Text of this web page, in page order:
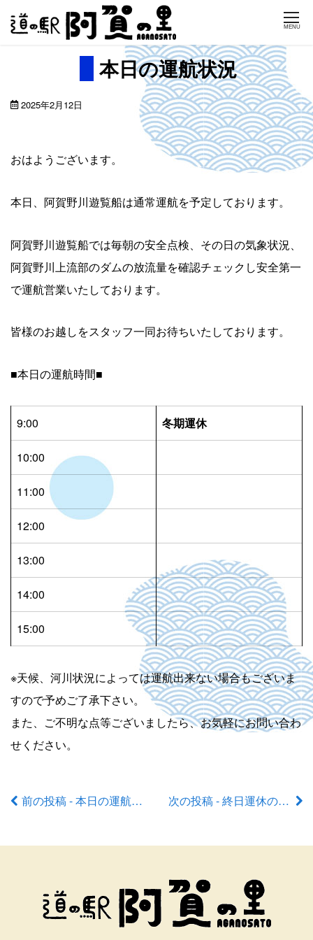
Skip
MENU
本日の運航状況
2025年2月12日
おはようございます。
本日、阿賀野川遊覧船は通常運航を予定しております。
阿賀野川遊覧船では毎朝の安全点検、その日の気象状況、
阿賀野川上流部のダムの放流量を確認チェックし安全第一
で運航営業いたしております。
皆様のお越しをスタッフ一同お待ちいたしております。
■本日の運航時間■
9:00 冬期運休
10:00
11:00
12:00
13:00
14:00
15:00
※天候、河川状況によっては運航出来ない場合もございま
すので予めご了承下さい。
また、ご不明な点等ございましたら、お気軽にお問い合わ
せください。
前前の投稿 - 本日の運航状況 次の投稿 - 終日運休のお知らせ